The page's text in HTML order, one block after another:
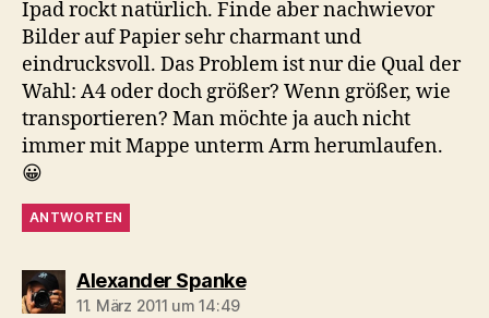
Ipad rockt natürlich. Finde aber nachwievor
Bilder auf Papier sehr charmant und
eindrucksvoll. Das Problem ist nur die Qual der
Wahl: A4 oder doch größer? Wenn größer, wie
transportieren? Man möchte ja auch nicht
immer mit Mappe unterm Arm herumlaufen.
😀
ANTWORTEN
Alexander Spankesagt:
11. März 2011 um 14:49